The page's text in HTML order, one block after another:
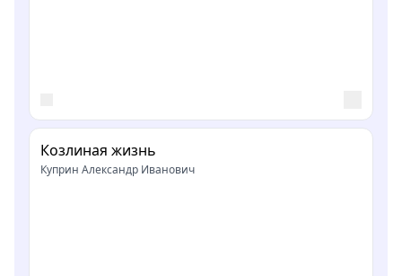
Козлиная жизнь
Куприн Александр Иванович